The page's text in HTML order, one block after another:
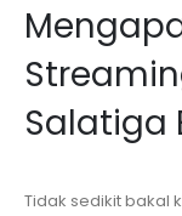
Salatiga
Tidak sedikit bakal